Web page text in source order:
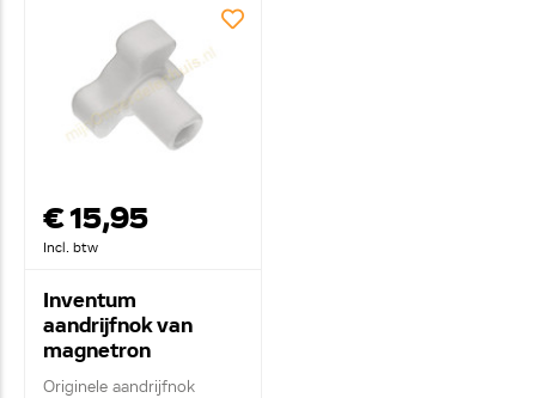
€ 15,95
Incl. btw
Inventum
aandrijfnok van
magnetron
40100900013
Originele aandrijfnok